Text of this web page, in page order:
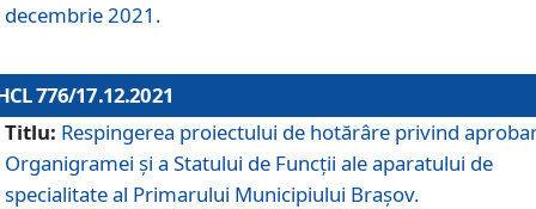
decembrie 2021.
776/17.12.2021
Titlu: Respingerea proiectului de hotărâre privind
Organigramei şi a Statului de Funcţii ale aparatului de
specialitate al Primarului Municipiului Braşov.